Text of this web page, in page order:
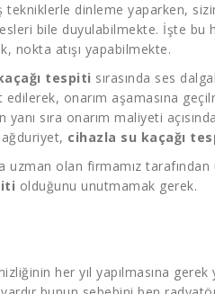
tekniklerle dinleme yaparken,
bile duyulabilmekte. İşte bu
nokta atışı yapabilmekte.
tespiti sırasında ses
edilerek, onarım aşamasına
sıra onarım maliyeti
cihazla su kaçağı
uzman olan firmamız
olduğunu unutmamak gerek.
her yıl yapılmasına